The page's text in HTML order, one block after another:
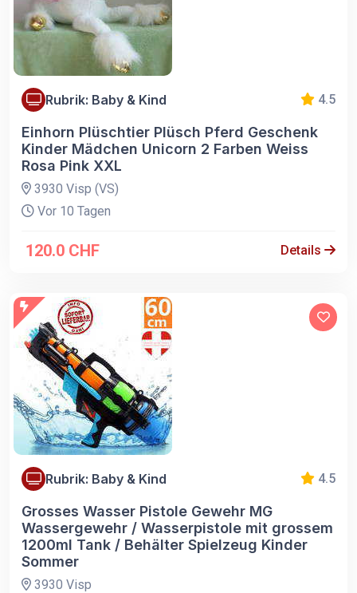
Rubrik: Baby & Kind 4.5
Einhorn Plüschtier Plüsch Pferd Geschenk
Kinder Mädchen Unicorn 2 Farben Weiss
Rosa Pink XXL
3930 Visp (VS)
Vor 10 Tagen
120.0 CHF Details
Rubrik: Baby & Kind 4.5
Grosses Wasser Pistole Gewehr MG
Wassergewehr / Wasserpistole mit grossem
1200ml Tank / Behälter Spielzeug Kinder
Sommer
3930 Visp